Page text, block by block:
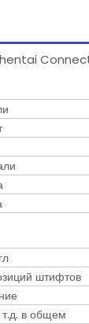
штифтов
т.д. в общем